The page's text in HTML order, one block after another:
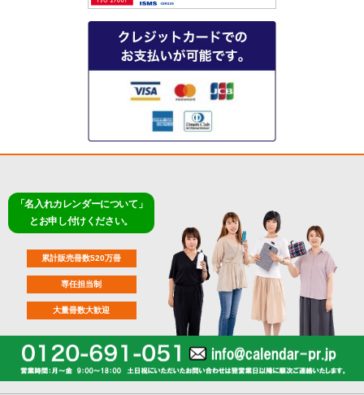
「名入れカレンダーについて」
とお申し付けください。
累計販売冊数520万冊
専任担当制
大量冊数大歓迎